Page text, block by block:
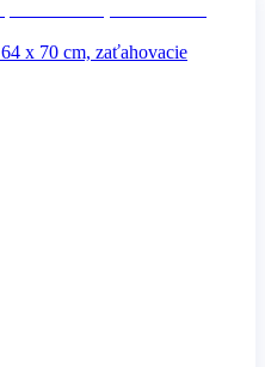
x 70 cm, zaťahovacie